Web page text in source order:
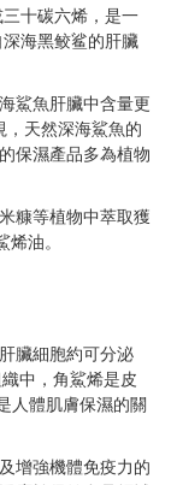
十碳六烯，是一
海黑鲛鲨的肝臟
鯊魚肝臟中含量更
天然深海鯊魚的
保濕產品多為植物
糠等植物中萃取獲
油。
臟細胞約可分泌
中，角鯊烯是皮
人體肌膚保濕的關
增強機體免疫力的